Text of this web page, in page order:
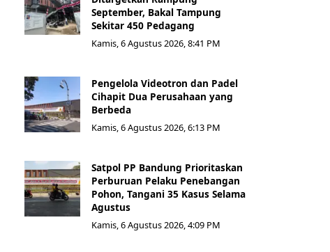
September, Bakal Tampung
Sekitar 450 Pedagang
Kamis, 6 Agustus 2026, 8:41 PM
Pengelola Videotron dan Padel
Cihapit Dua Perusahaan yang
Berbeda
Kamis, 6 Agustus 2026, 6:13 PM
Satpol PP Bandung Prioritaskan
Perburuan Pelaku Penebangan
Pohon, Tangani 35 Kasus Selama
Agustus
Kamis, 6 Agustus 2026, 4:09 PM